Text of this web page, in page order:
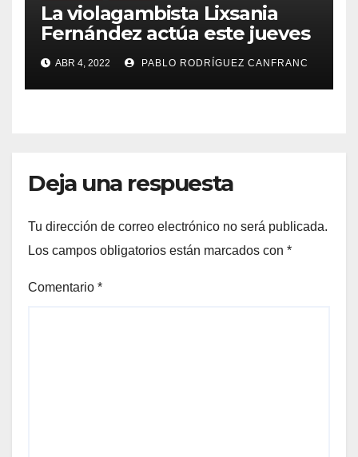
La violagambista Lixsania
Fernández actúa este jueves
en el ciclo de música en
directo de Fundación Cañada
Blanch
ABR 4, 2022 PABLO RODRÍGUEZ CANFRANC
Deja una respuesta
Tu dirección de correo electrónico no será publicada.
Los campos obligatorios están marcados con *
Comentario *